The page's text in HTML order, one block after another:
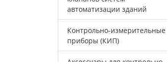
автоматизации зданий
Контрольно-измерительные
приборы (КИП)